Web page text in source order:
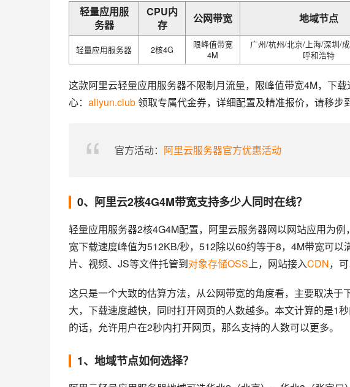
轻量应用服
务器
CPU内
存
公网带宽 地域节点
轻量应用服务器 2核4G
限峰值带宽
4M
广州/杭州/北京/上海/深圳/
呼和浩特
这款阿里云轻量应用服务器不限制月流量，限峰值带宽4M，下
心： aliyun.club 领取专属代金券，详细配置及精准报价，请移步
官方活动： 阿里云服务器官方优惠活动
0、阿里云2核4G4M带宽支持多少人同时在线？
轻量应用服务器2核4G4M配置，阿里云服务器网以网站应用为
宽下载速度峰值为512KB/秒，512除以60约等于8，4M带宽可
片、视频、JS等文件托管到对象存储OSS上，网站接入CDN，
这只是一个大致的估算方法，从公网带宽的角度看，主要取决
大，下载速度越快，同时打开网页的人数越多。本文计算的是1
的话，允许用户在2秒内打开网页，那么支持的人数可以更多。
1、地域节点如何选择？